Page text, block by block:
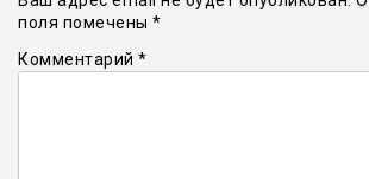
поля помечены *
Комментарий *